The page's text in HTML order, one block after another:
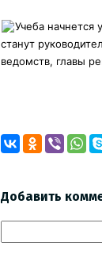
Учеба
станут
ведомств, главы
Добавить